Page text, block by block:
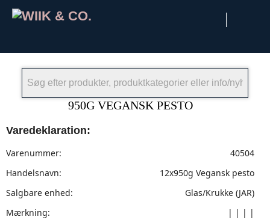
950G VEGANSK PESTO
Varedeklaration:
Varenummer:
40504
Handelsnavn:
12x950g Vegansk pesto
Salgbare enhed:
Glas/Krukke (JAR)
Mærkning:
| | | |